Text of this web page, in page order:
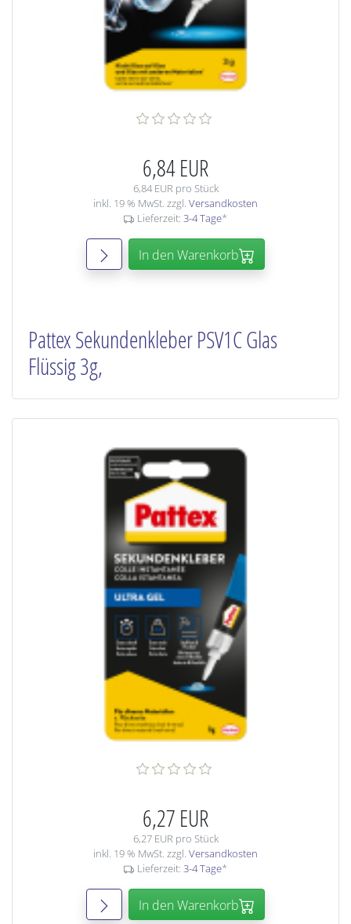
6,84 EUR
6,84 EUR pro Stück
inkl. 19 % MwSt. zzgl. Versandkosten
Lieferzeit: 3-4 Tage*
In den Warenkorb
Pattex Sekundenkleber PSV1C Glas
Flüssig 3g,
6,27 EUR
6,27 EUR pro Stück
inkl. 19 % MwSt. zzgl. Versandkosten
Lieferzeit: 3-4 Tage*
In den Warenkorb